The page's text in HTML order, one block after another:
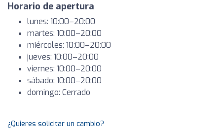
Horario de apertura
lunes: 10:00–20:00
martes: 10:00–20:00
miércoles: 10:00–20:00
jueves: 10:00–20:00
viernes: 10:00–20:00
sábado: 10:00–20:00
domingo: Cerrado
¿Quieres solicitar un cambio?